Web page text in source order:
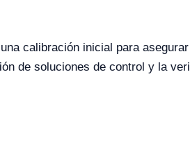
calibración inicial para
de soluciones de control y la